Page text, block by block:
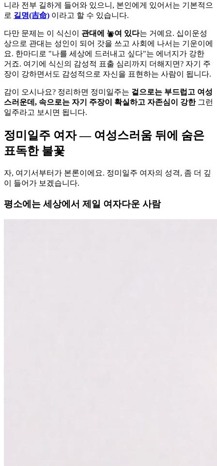
니라 전부 길하게 들어와 있으니, 본인에게 있어서는 기본적으
로 길명(吉命) 이라고 할 수 있습니다.
다만 문제는 이 식신이 관대에 놓여 있다는 거예요. 십이운성
상으로 관대는 성인이 되어 갓을 쓰고 사회에 나서는 기운이에
요. 한마디로 "나를 세상에 드러내고 싶다"는 에너지가 강한
거죠. 여기에 식신의 감성적 표출 심리까지 더해지면? 자기 주
장이 강하면서도 감성적으로 자신을 표현하는 사람이 됩니다.
감이 오시나요? 정리하면 정미일주는 겉으로는 부드럽고 여성
스러운데, 속으로는 자기 주장이 확실하고 자존심이 강한그런
일주라고 보시면 됩니다.
정미일주 여자 — 여성스러움 뒤에 숨은
표독한 불꽃
자, 여기서부터가 본론이에요. 정미일주 여자의 성격, 좀 더 깊
이 들어가 보겠습니다.
평소에는 세상에서 제일 여자다운 사람